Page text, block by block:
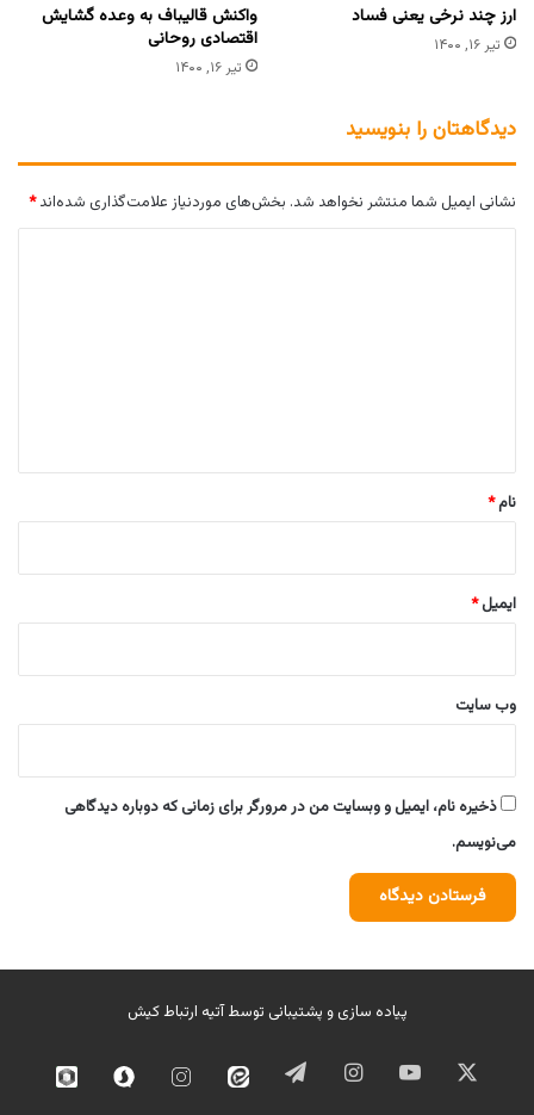
ارز چند نرخی یعنی فساد
تیر ۱۶, ۱۴۰۰
واکنش قالیباف به وعده گشایش
اقتصادی روحانی
تیر ۱۶, ۱۴۰۰
دیدگاهتان را بنویسید
نشانی ایمیل شما منتشر نخواهد شد. بخش‌های موردنیاز علامت‌گذاری شده‌اند*
نام*
ایمیل*
وب‌ سایت
ذخیره نام، ایمیل و وبسایت من در مرورگر برای زمانی که دوباره دیدگاهی
می‌نویسم.
پیاده سازی و پشتیبانی توسطآتیه ارتباط کیش
ایکس یوتیوب اینستاگرامتلگرام ایتا اینستاگرامسروش